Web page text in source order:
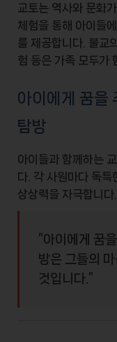
교토는 역사와 문화
체험을 통해 아이들
를 제공합니다. 불교의
험 등은 가족 모두가
아이에게 꿈을
탐방
아이들과 함께하는 교
다. 각 사원마다 독특
상상력을 자극합니다.
“아이에게 꿈
방은 그들의
것입니다.”